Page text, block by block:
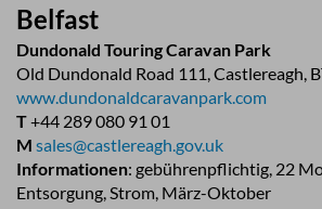
Belfast
Dundonald Touring Caravan Park
Old Dundonald Road 111, Castlereagh,
www.dundonaldcaravanpark.com
T+44 289 080 91 01
M sales@castlereagh.gov.uk
Informationen: gebührenpflichtig, 22
Entsorgung, Strom, März-Oktober